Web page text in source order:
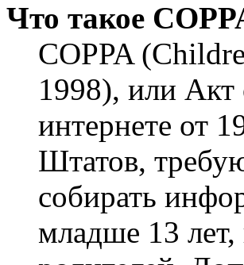
Что такое
COPPA
1998), или Акт
интернете от
Штатов,
собирать
младше 13 лет,